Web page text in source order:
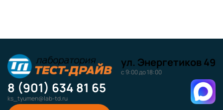
ул. Энергетиков 49
с 9:00 до 18:00
8 (901) 634 81 65
ks_tyumen@lab-td.ru